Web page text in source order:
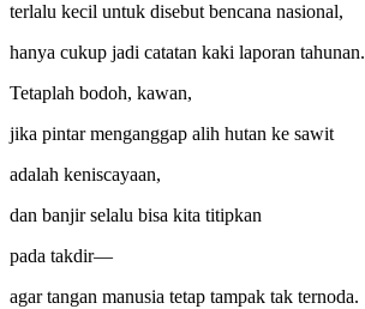
terlalu kecil untuk disebut bencana nasional,
hanya cukup jadi catatan kaki laporan tahunan.
Tetaplah bodoh, kawan,
jika pintar menganggap alih hutan ke sawit
adalah keniscayaan,
dan banjir selalu bisa kita titipkan
pada takdir—
agar tangan manusia tetap tampak tak ternoda.